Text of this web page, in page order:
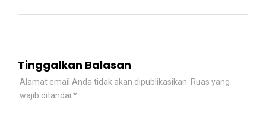
Tinggalkan Balasan
Alamat email Anda tidak akan dipublikasikan. Ruas yang
wajib ditandai *